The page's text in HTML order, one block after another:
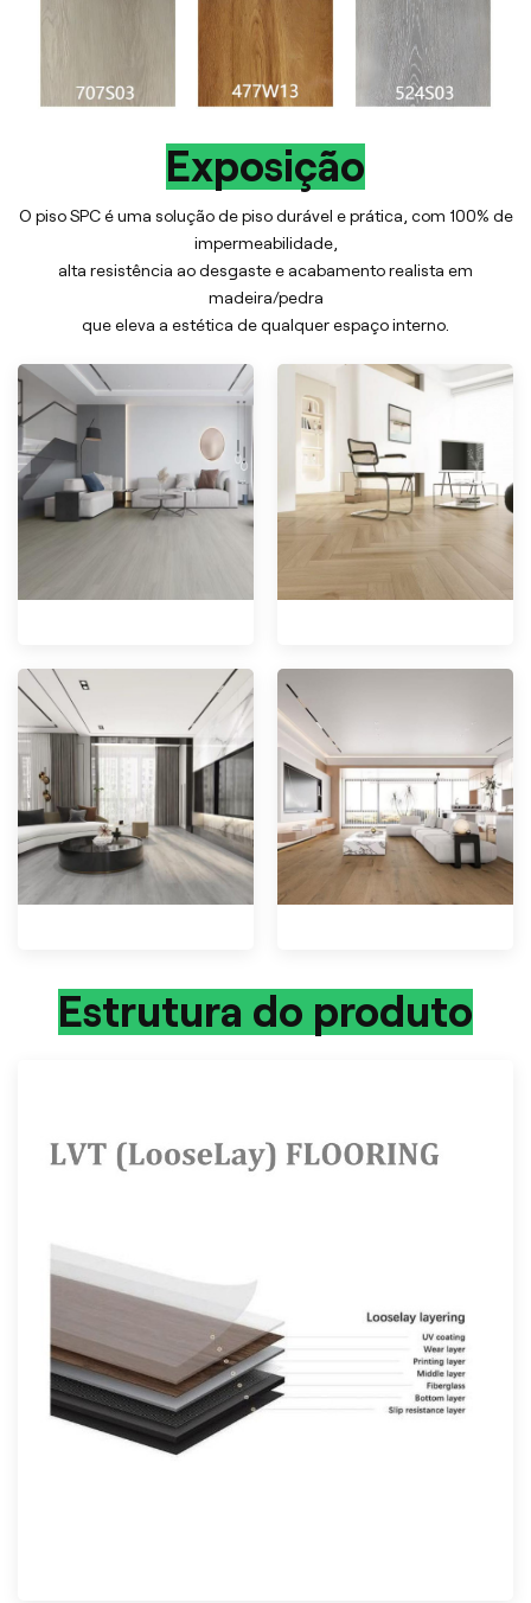
Exposição
O piso SPC é uma solução de piso durável e prática, com 100% de
impermeabilidade,
alta resistência ao desgaste e acabamento realista em
madeira/pedra
que eleva a estética de qualquer espaço interno.
Estrutura do produto